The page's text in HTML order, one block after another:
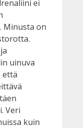
ei
Minusta on
uinuva
että
Veri
kuin